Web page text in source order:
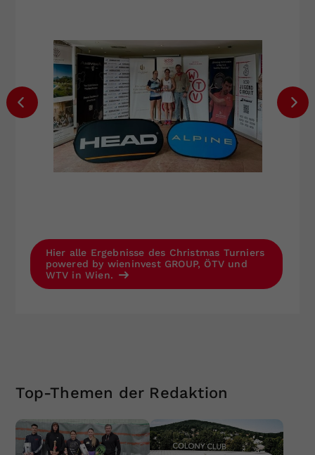
Hier alle Ergebnisse des Christmas Turniers
powered by wieninvest GROUP, ÖTV und
WTV in Wien.
Top-Themen der Redaktion